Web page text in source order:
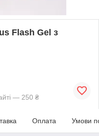
Flash Gel з
— 250 ₴
Оплата Умови